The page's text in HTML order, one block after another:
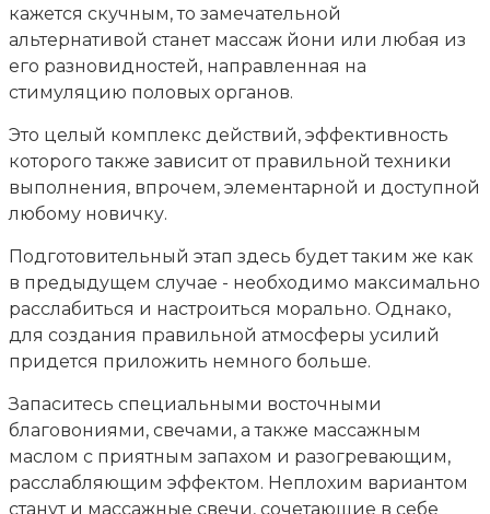
кажется скучным, то замечательной
альтернативой станет массаж йони или любая из
его разновидностей, направленная на
стимуляцию половых органов.
Это целый комплекс действий, эффективность
которого также зависит от правильной техники
выполнения, впрочем, элементарной и доступной
любому новичку.
Подготовительный этап здесь будет таким же как
в предыдущем случае - необходимо максимально
расслабиться и настроиться морально. Однако,
для создания правильной атмосферы усилий
придется приложить немного больше.
Запаситесь специальными восточными
благовониями, свечами, а также массажным
маслом с приятным запахом и разогревающим,
расслабляющим эффектом. Неплохим вариантом
станут и массажные свечи, сочетающие в себе